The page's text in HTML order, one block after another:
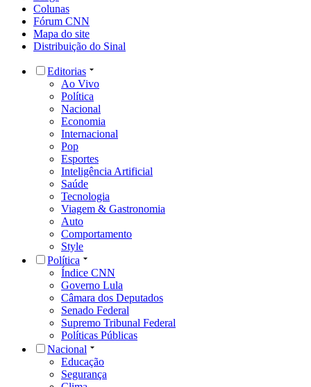
Colunas
Fórum CNN
Mapa do site
Distribuição do Sinal
Editorias
Ao Vivo
Política
Nacional
Economia
Internacional
Pop
Esportes
Inteligência Artificial
Saúde
Tecnologia
Viagem & Gastronomia
Auto
Comportamento
Style
Política
Índice CNN
Governo Lula
Câmara dos Deputados
Senado Federal
Supremo Tribunal Federal
Políticas Públicas
Nacional
Educação
Segurança